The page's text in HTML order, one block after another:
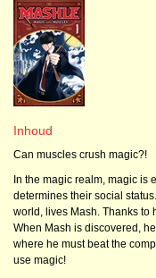
Inhoud
Can muscles crush magic?!
In the magic realm, magic is
determines their social
world, lives Mash. Thanks to
When Mash is discovered,
where he must beat the
use magic!